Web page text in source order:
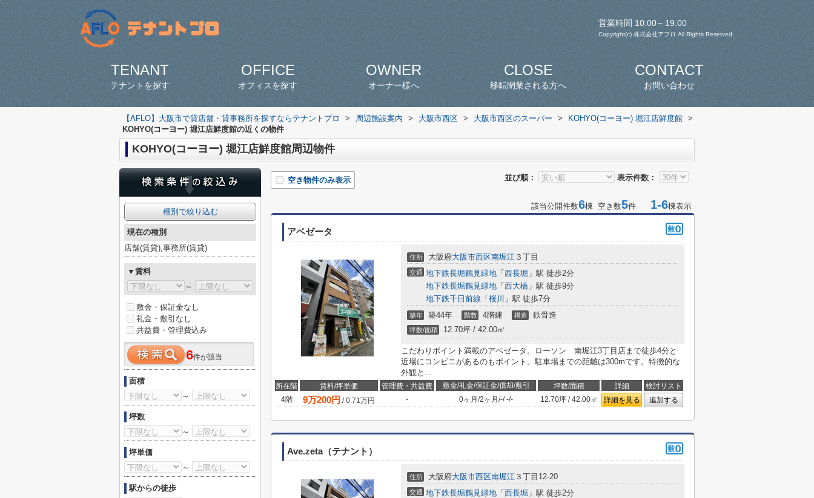
営業時間 10:00～19:00
Copyright(c) 株式会社アフロ All Rights Reserved.
TENANT
テナントを探す
OFFICE
オフィスを探す
OWNER
オーナー様へ
CLOSE
移転閉業される方へ
CONTACT
お問い合わせ
【AFLO】大阪市で貸店舗・貸事務所を探すならテナントプロ > 周辺施設案内 > 大阪市西区 > 大阪市西区のスーパー > KOHYO(コーヨー) 堀江店鮮度館 >
KOHYO(コーヨー) 堀江店鮮度館の近くの物件
KOHYO(コーヨー) 堀江店鮮度館周辺物件
並び順： 表示件数：
空き物件のみ表示
該当公開件数6棟 空き数5件 1-6棟表示
アベゼータ
住所 大阪府大阪市西区南堀江 ３丁目
交通 地下鉄長堀鶴見緑地 「 西長堀 」駅 徒歩2分
地下鉄長堀鶴見緑地 「 西大橋 」駅 徒歩9分
地下鉄千日前線 「 桜川 」駅 徒歩7分
築年 築44年 階数 4階建 構造 鉄骨造
坪数/面積 12.70坪 / 42.00㎡
こだわりポイント満載のアベゼータ。ローソン 南堀江3丁目店まで徒歩4分と
近場にコンビニがあるのもポイント。駐車場までの距離は300mです。特徴的な
外観と...
所在階 賃料/坪単価 管理費・共益費 敷金/礼金/保証金/償却/敷引 坪数/面積 詳細
検討リスト
4階
9万200円 /0.71万円 - 0ヶ月 /2ヶ月 /-/-/- 12.70坪 / 42.00㎡ 詳細を見る 追加する
Ave.zeta（テナント）
住所 大阪府大阪市西区南堀江 ３丁目12-20
交通 地下鉄長堀鶴見緑地 「 西長堀 」駅 徒歩2分
種別で絞り込む
現在の種別
店舗(賃貸),事務所(賃貸)
▼賃料
～
敷金・保証金なし
礼金・敷引なし
共益費・管理費込み
6件が該当
面積
～
坪数
～
坪単価
～
駅からの徒歩